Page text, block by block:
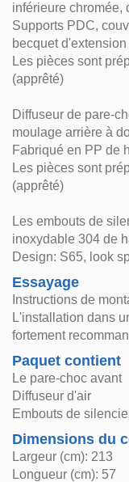
inférieure chromée,
Supports PDC,
becquet
Les pièces sont
(apprêté)
Diffuseur de pare-
moulage arrière à
Fabriqué en PP de
Les pièces sont
(apprêté)
Les embouts de
inoxydable 304 de
Design: S65, look
Essayage
Instructions de
L'installation dans
fortement
Paquet contient
Le pare-choc avant
Diffuseur d'air
Embouts de
Dimensions du
Largeur (cm): 213
Longueur (cm): 57